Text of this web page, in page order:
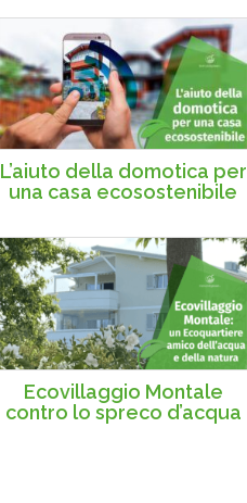
L’aiuto della domotica per
una casa ecosostenibile
Ecovillaggio Montale
contro lo spreco d’acqua